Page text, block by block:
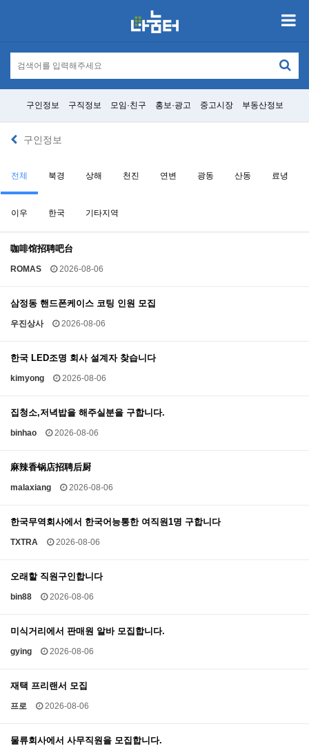
구인정보 구직정보 모임·친구 홍보·광고 중고시장 부동산정보
구인정보
전체 북경 상해 천진 연변 광동 산동 료녕
이우 한국 기타지역
咖啡馆招聘吧台
ROMAS 2026-08-06
삼정동 핸드폰케이스 코팅 인원 모집
우진상사 2026-08-06
한국 LED조명 회사 설계자 찾습니다
kimyong 2026-08-06
집청소,저녁밥을 해주실분을 구합니다.
binhao 2026-08-06
麻辣香锅店招聘后厨
malaxiang 2026-08-06
한국무역회사에서 한국어능통한 여직원1명 구합니다
TXTRA 2026-08-06
오래할 직원구인합니다
bin88 2026-08-06
미식거리에서 판매원 알바 모집합니다.
gying 2026-08-06
재택 프리랜서 모집
프로 2026-08-06
물류회사에서 사무직원을 모집합니다.